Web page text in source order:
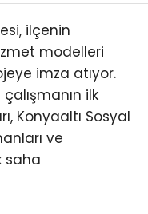
ilçenin
modelleri
imza atıyor.
ilk
Konyaaltı Sosyal
ve
saha